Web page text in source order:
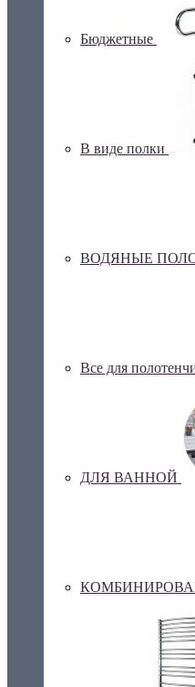
Бюджетные
В виде полки
ВОДЯНЫЕ
Все для
ДЛЯ ВАННОЙ